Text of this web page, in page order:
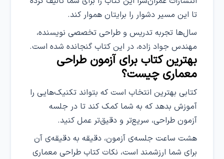
تا این مسیر دشوار را برایتان هموار کند.
سال‌ها تجربه تدریس و طراحی تخصصی نویسنده،
مهندس جواد زاده، در این کتاب گنجانده شده است.
بهترین کتاب برای آزمون طراحی
معماری چیست؟
کتابی بهترین انتخاب است که بتواند تکنیک‌هایی را
آموزش بدهد که به شما کمک ‌کند تا در جلسه
آزمون طراحی، سریع‌تر و دقیق‌تر عمل کنید.
هشت ساعت جلسه‌ی آزمون، دقیقه به دقیقه‌ی آن
برای شما ارزشمند است، نکات کتاب طراحی معماری